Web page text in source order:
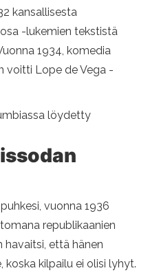
kansallisesta
-lukemien tekstistä
1934, komedia
voitti Lope de Vega -
löydetty
vuonna 1936
republikaanien
havaitsi, että hänen
koska kilpailu ei olisi lyhyt.